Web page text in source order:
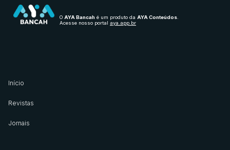
O AYA Bancah é um produto da AYA Conteúdos
Acesse nosso portal aya.app.br
Início
Revistas
Jornais